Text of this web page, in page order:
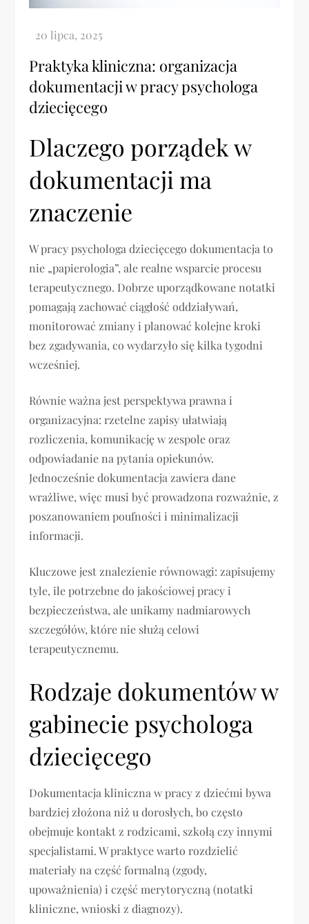
Praktyka kliniczna: organizacja
dokumentacji w pracy psychologa
dziecięcego
Dlaczego porządek w
dokumentacji ma
znaczenie
W pracy psychologa dziecięcego dokumentacja to
nie „papierologia”, ale realne wsparcie procesu
terapeutycznego. Dobrze uporządkowane notatki
pomagają zachować ciągłość oddziaływań,
monitorować zmiany i planować kolejne kroki
bez zgadywania, co wydarzyło się kilka tygodni
wcześniej.
Równie ważna jest perspektywa prawna i
organizacyjna: rzetelne zapisy ułatwiają
rozliczenia, komunikację w zespole oraz
odpowiadanie na pytania opiekunów.
Jednocześnie dokumentacja zawiera dane
wrażliwe, więc musi być prowadzona rozważnie, z
poszanowaniem poufności i minimalizacji
informacji.
Kluczowe jest znalezienie równowagi: zapisujemy
tyle, ile potrzebne do jakościowej pracy i
bezpieczeństwa, ale unikamy nadmiarowych
szczegółów, które nie służą celowi
terapeutycznemu.
Rodzaje dokumentów w
gabinecie psychologa
dziecięcego
Dokumentacja kliniczna w pracy z dziećmi bywa
bardziej złożona niż u dorosłych, bo często
obejmuje kontakt z rodzicami, szkołą czy innymi
specjalistami. W praktyce warto rozdzielić
materiały na część formalną (zgody,
upoważnienia) i część merytoryczną (notatki
kliniczne, wnioski z diagnozy).